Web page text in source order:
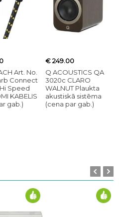
Art. No.
Connect
Hi Speed
KABELIS
gab.)
€ 249.00
Q ACOUSTICS QA
3020c CLARO
WALNUT Plaukta
akustiskā sistēma
(cena par gab.)